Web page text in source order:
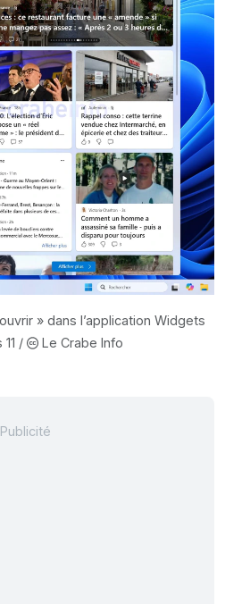
» dans l’application Widgets
/
Le Crabe Info